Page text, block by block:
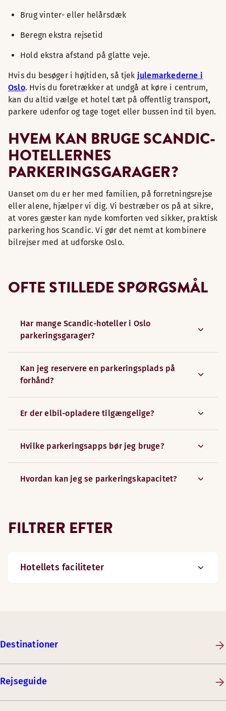
Brug vinter- eller helårsdæk
Beregn ekstra rejsetid
Hold ekstra afstand på glatte veje.
Hvis du besøger i højtiden, så tjek julemarkederne i
Oslo. Hvis du foretrækker at undgå at køre i centrum,
kan du altid vælge et hotel tæt på offentlig transport,
parkere udenfor og tage toget eller bussen ind til byen.
HVEM KAN BRUGE SCANDIC-
HOTELLERNES
PARKERINGSGARAGER?
Uanset om du er her med familien, på forretningsrejse
eller alene, hjælper vi dig. Vi bestræber os på at sikre,
at vores gæster kan nyde komforten ved sikker, praktisk
parkering hos Scandic. Vi gør det nemt at kombinere
bilrejser med at udforske Oslo.
OFTE STILLEDE SPØRGSMÅL
Har mange Scandic-hoteller i Oslo
parkeringsgarager?
Kan jeg reservere en parkeringsplads på
forhånd?
Er der elbil-opladere tilgængelige?
Hvilke parkeringsapps bør jeg bruge?
Hvordan kan jeg se parkeringskapacitet?
FILTRER EFTER
Hotellets faciliteter
Destinationer
Rejseguide